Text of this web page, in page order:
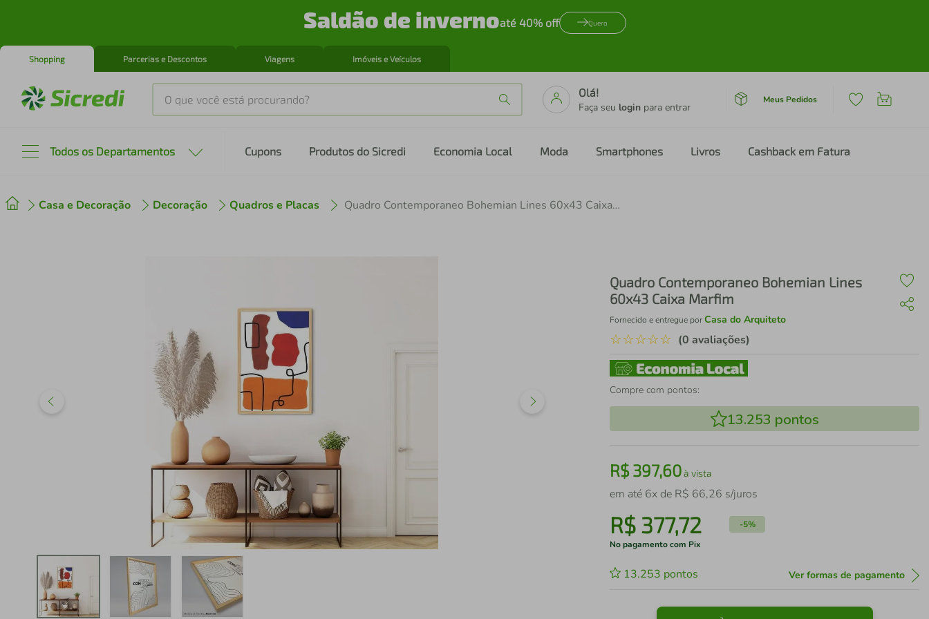
Saldão de invernoaté 40% off Quero
Shopping Parcerias e Descontos Viagens Imóveis e Veículos
O que você está procurando?
Olá!
Faça seu login para entrar
Meus Pedidos
Todos os Departamentos Cupons Produtos do Sicredi Economia Local Moda Smartphones Livros Cashback em Fatura
Casa e Decoração Decoração Quadros e Placas Quadro Contemporaneo Bohemian Lines 60x43 Caixa Marfim
Quadro Contemporaneo Bohemian Lines
60x43 Caixa Marfim
Fornecido e entregue porCasa do Arquiteto
☆☆☆☆☆ (0 avaliações)
Compre com pontos:
13.253 pontos
R$397,60à vista
em até 6x de R$ 66,26 s/juros
R$ 377,72 -5%
No pagamento com Pix
13.253 pontos Ver formas de pagamento
º cafeteira